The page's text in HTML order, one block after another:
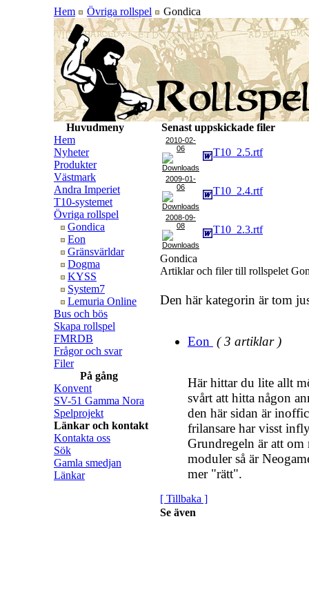
Hem Övriga rollspel Gondica
Huvudmeny
Hem
Nyheter
Produkter
Västmark
Andra Imperiet
T10-systemet
Övriga rollspel
Gondica
Eon
Gränsvärldar
Dogma
KYSS
System7
Lemuria Online
Bus och bös
Skapa rollspel
FMRDB
Frågor och svar
Filer
På gång
Konvent
SV-51 Gamma Nora
Spelprojekt
Länkar och kontakt
Kontakta oss
Sök
Gamla smedjan
Länkar
Senast uppskickade filer
2010-02-
06
T10_2.5.rtf
2009-01-
06
T10_2.4.rtf
2008-09-
08
T10_2.3.rtf
Gondica
Artiklar och filer till rollspelet
Den här kategorin är tom
Eon ( 3 artiklar )
Här hittar du lite allt
svårt att hitta någon
den här sidan är
frilansare har visst
Grundregeln är att om
moduler så är
mer "rätt".
[ Tillbaka ]
Se även